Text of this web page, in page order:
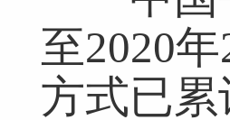
至2020
方式已累